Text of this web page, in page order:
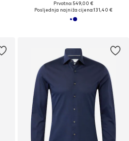
Prvotno: 549,00 €
Posljednja najniža cijena:131,40 €